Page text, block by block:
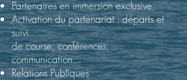
Partenaires en immersion exclusive
Activation du partenariat : départs et
suivi
de course, conférences,
communication...
Relations Publiques